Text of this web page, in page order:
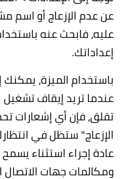
عن عدم الإزعاج أو اسم
عليه، فابحث عنه
إعداداتك.
باستخدام الميزة،
عندما تريد إيقاف تشغيل
تقلق، فإن أي إشعارات
الإزعاج" ستظل في
عادة إجراء استثناء
ومكالمات جهات